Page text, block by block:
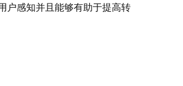
户感知并且能够有助于提高转